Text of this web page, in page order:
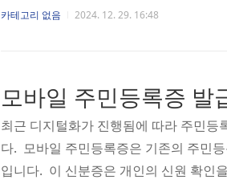
세를 한 번에 미리 납부하고 할인 혜택
청은 위택스나 각 지방자치단체의 세무
카테고리 없음 2024. 12. 29. 16:48
모바일 주민등록증 발
최근 디지털화가 진행됨에 따라 주민등
다. 모바일 주민등록증은 기존의 주민
입니다. 이 신분증은 개인의 신원 확인